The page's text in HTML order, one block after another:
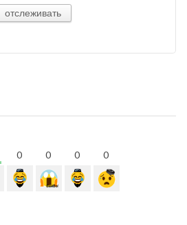
отслеживать
0 0 0 0